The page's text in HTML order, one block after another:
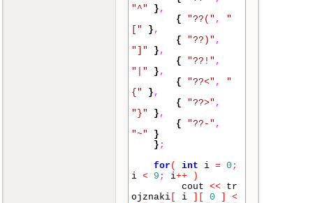
"^"
} ,
{
"??(" ,
"
["
} ,
{
"??)" ,
"]"
} ,
{
"??!" ,
"|"
} ,
{
"??<" ,
"
{"
} ,
{
"??>" ,
"}"
} ,
{
"??-" ,
"~"
}
} ;
for ( int i = 0 ;
i < 9 ; i++
)
cout << tr
ojznaki
i 0
<